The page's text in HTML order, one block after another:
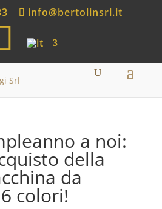
info@bertolinsrl.it
a noi:
della
da
colori!